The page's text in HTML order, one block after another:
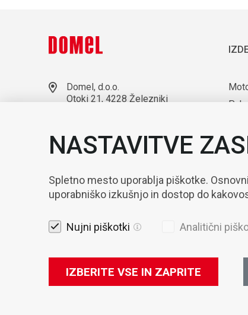
Domel, d.o.o.
Otoki 21, 4228 Železniki
sales@domel.com
Lokacije skladišč
Pravna
NASTAVITVE
Spletno mesto uporablja piškotke.
uporabniško izkušnjo in dostop do
Nujni piškotki Analitični
IZBERITE VSE IN ZAPRITE